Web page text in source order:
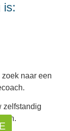
is:
naar een
zelfstandig